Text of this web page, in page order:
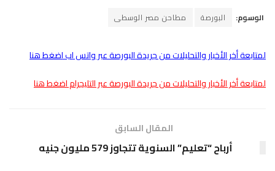
الوسوم: البورصة مطاحن مصر الوسطى
لمتابعة أخر الأخبار والتحليلات من جريدة البورصة عبر واتس اب اضغط هنا
لمتابعة أخر الأخبار والتحليلات من جريدة البورصة عبر التليجرام اضغط هنا
المقال السابق
أرباح “تعليم” السنوية تتجاوز 579 مليون جنيه